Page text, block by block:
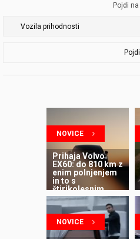
Pojdi na
Pojdi
NOVICE
Prihaja Volvo
EX60: do 810 km z
enim polnjenjem
in to s
štirikolesnim
pogonom
NOVICE